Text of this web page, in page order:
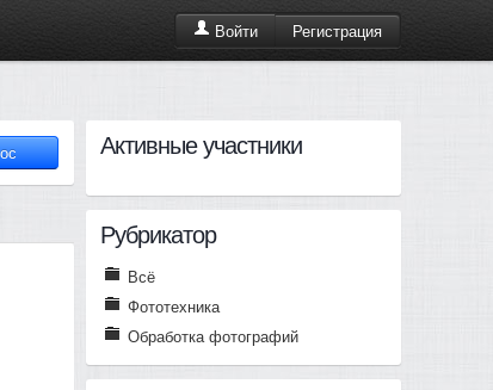
Войти Регистрация
Активные участники
Рубрикатор
Всё
Фототехника
Обработка фотографий